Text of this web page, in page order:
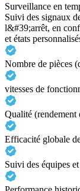
Surveillance en
Suivi des signaux
l&#39;arrêt, en
et états
Nombre de pièces
vitesses de
Qualité (rendement
Efficacité globale
Suivi des équipes